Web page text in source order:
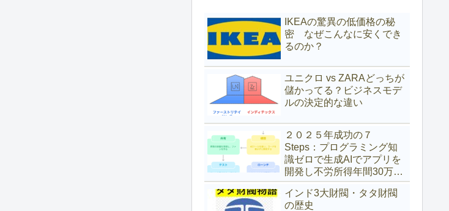
IKEAの驚異の低価格の秘
密 なぜこんなに安くでき
るのか？
ユニクロ vs ZARAどっちが
儲かってる？ビジネスモデ
ルの決定的な違い
２０２５年成功の７
Steps：プログラミング知
識ゼロで生成AIでアプリを
開発し不労所得年間30万ド
ル（約4,700万円）を得た具
体的な方法
インド3大財閥・タタ財閥
の歴史